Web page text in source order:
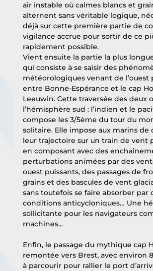
air instable où calmes blancs et
alternent sans véritable logique,
déjà sur cette première partie de
vigilance accrue pour sortir de ce
rapidement possible.
Vient ensuite la partie la plus
qui consiste à se saisir des
météorologiques venant de l’ouest
entre Bonne-Espérance et le cap
Leeuwin. Cette traversée des deux
l’hémisphère sud : l’indien et le
compose les 3/5ème du tour du
solitaire. Elle impose aux marins de
leur trajectoire sur un train de vent
en composant avec des
perturbations animées par des
ouest puissants, des passages de
grains et des bascules de vent
sans toutefois se faire absorber par
conditions anticycloniques… Une
sollicitante pour les navigateurs
machines...
Enfin, le passage du mythique cap
remontée vers Brest, avec environ
à parcourir pour rallier le port